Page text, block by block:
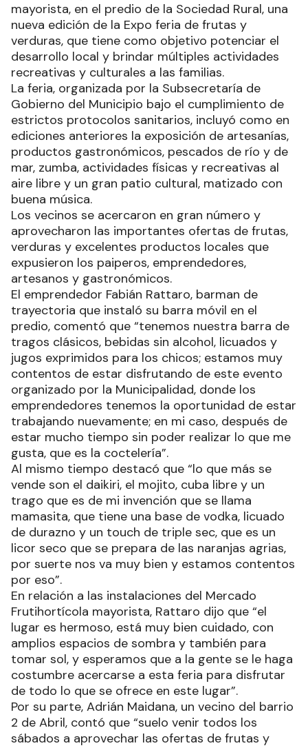
mayorista, en el predio de la Sociedad Rural, una
nueva edición de la Expo feria de frutas y
verduras, que tiene como objetivo potenciar el
desarrollo local y brindar múltiples actividades
recreativas y culturales a las familias.
La feria, organizada por la Subsecretaría de
Gobierno del Municipio bajo el cumplimiento de
estrictos protocolos sanitarios, incluyó como en
ediciones anteriores la exposición de artesanías,
productos gastronómicos, pescados de río y de
mar, zumba, actividades físicas y recreativas al
aire libre y un gran patio cultural, matizado con
buena música.
Los vecinos se acercaron en gran número y
aprovecharon las importantes ofertas de frutas,
verduras y excelentes productos locales que
expusieron los paiperos, emprendedores,
artesanos y gastronómicos.
El emprendedor Fabián Rattaro, barman de
trayectoria que instaló su barra móvil en el
predio, comentó que “tenemos nuestra barra de
tragos clásicos, bebidas sin alcohol, licuados y
jugos exprimidos para los chicos; estamos muy
contentos de estar disfrutando de este evento
organizado por la Municipalidad, donde los
emprendedores tenemos la oportunidad de estar
trabajando nuevamente; en mi caso, después de
estar mucho tiempo sin poder realizar lo que me
gusta, que es la coctelería”.
Al mismo tiempo destacó que “lo que más se
vende son el daikiri, el mojito, cuba libre y un
trago que es de mi invención que se llama
mamasita, que tiene una base de vodka, licuado
de durazno y un touch de triple sec, que es un
licor seco que se prepara de las naranjas agrias,
por suerte nos va muy bien y estamos contentos
por eso”.
En relación a las instalaciones del Mercado
Frutihortícola mayorista, Rattaro dijo que “el
lugar es hermoso, está muy bien cuidado, con
amplios espacios de sombra y también para
tomar sol, y esperamos que a la gente se le haga
costumbre acercarse a esta feria para disfrutar
de todo lo que se ofrece en este lugar”.
Por su parte, Adrián Maidana, un vecino del barrio
2 de Abril, contó que “suelo venir todos los
sábados a aprovechar las ofertas de frutas y